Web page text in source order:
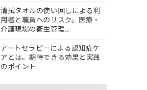
清拭タオルの使い回しによる利
用者と職員へのリスク。医療・
介護現場の衛生管理...
アートセラピーによる認知症ケ
アとは。期待できる効果と実践
のポイント